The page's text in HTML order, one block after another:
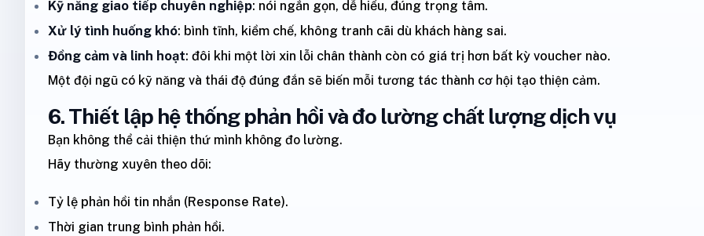
Kỹ năng giao tiếp chuyên nghiệp: nói ngắn gọn, dễ hiểu, đúng trọng tâm.
Xử lý tình huống khó: bình tĩnh, kiềm chế, không tranh cãi dù khách hàng sai.
Đồng cảm và linh hoạt: đôi khi một lời xin lỗi chân thành còn có giá trị hơn bất kỳ voucher nào.
Một đội ngũ có kỹ năng và thái độ đúng đắn sẽ biến mỗi tương tác thành cơ hội tạo thiện cảm.
6. Thiết lập hệ thống phản hồi và đo lường chất lượng dịch vụ
Bạn không thể cải thiện thứ mình không đo lường.
Hãy thường xuyên theo dõi:
Tỷ lệ phản hồi tin nhắn (Response Rate).
Thời gian trung bình phản hồi.